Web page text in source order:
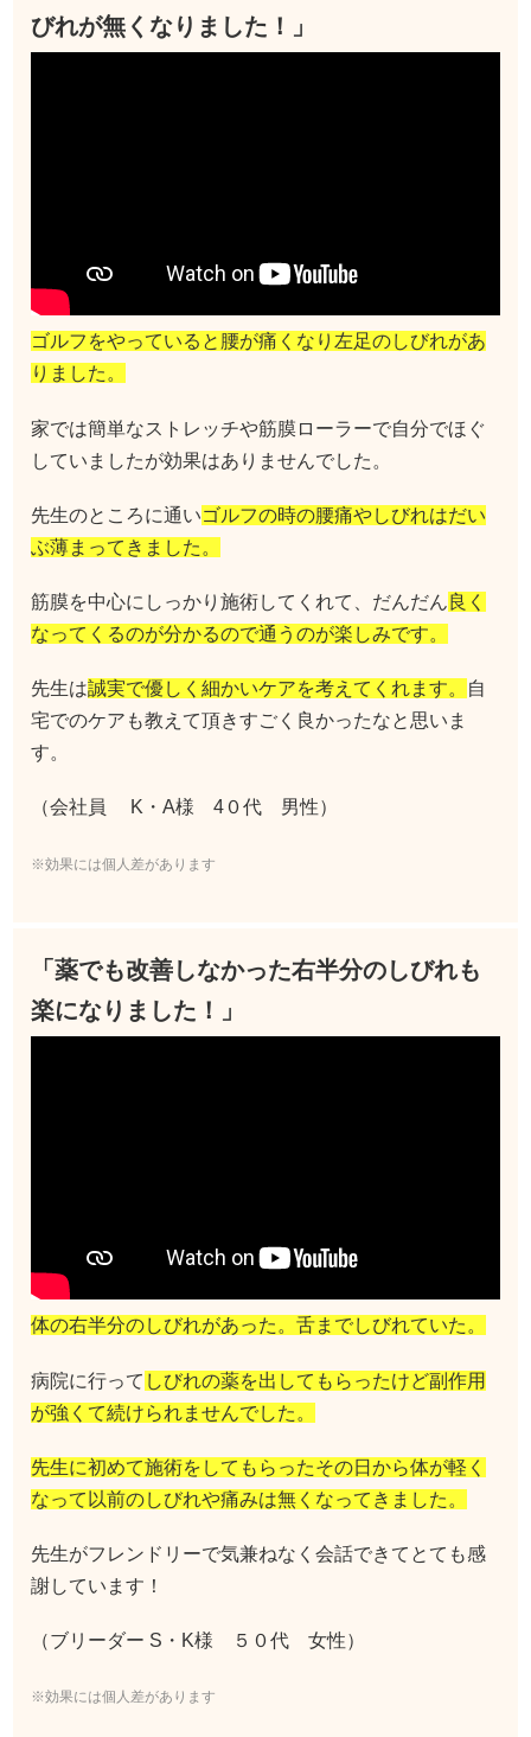
びれが無くなりました！」
ゴルフをやっていると腰が痛くなり左足のしびれがあ
りました。
家では簡単なストレッチや筋膜ローラーで自分でほぐ
していましたが効果はありませんでした。
先生のところに通いゴルフの時の腰痛やしびれはだい
ぶ薄まってきました。
筋膜を中心にしっかり施術してくれて、だんだん良く
なってくるのが分かるので通うのが楽しみです。
先生は誠実で優しく細かいケアを考えてくれます。
自
宅でのケアも教えて頂きすごく良かったなと思いま
す。
（会社員 K・A様 4０代 男性）
※効果には個人差があります
「薬でも改善しなかった右半分のしびれも
楽になりました！」
体の右半分のしびれがあった。舌までしびれていた。
病院に行って しびれの薬を出してもらったけど副作用
が強くて続けられませんでした。
先生に初めて施術をしてもらったその日から体が軽く
なって以前のしびれや痛みは無くなってきました。
先生がフレンドリーで気兼ねなく会話できてとても感
謝しています！
（ブリーダー S・K様 ５０代 女性）
※効果には個人差があります